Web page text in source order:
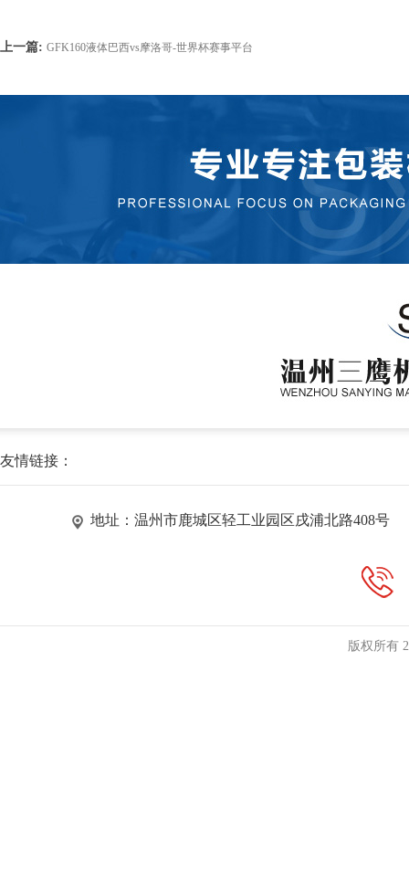
上一篇: GFK160液体巴西vs摩洛哥-世界杯赛事平台
友情链接：
地址：温州市鹿城区轻工业园区戌浦北路408号
版权所有